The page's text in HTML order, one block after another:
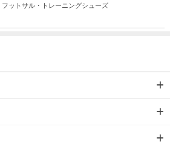
フットサル・トレーニングシューズ